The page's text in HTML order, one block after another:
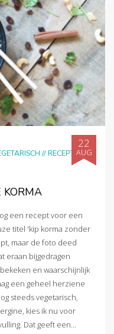
//RECEPTEN
22
AUG
KORMA
een recept voor een
titel 'kip korma zonder
maar de foto deed
eraan bijgedragen
en waarschijnlijk
een geheel herziene
steeds vegetarisch,
kies ik nu voor
Dat geeft een...